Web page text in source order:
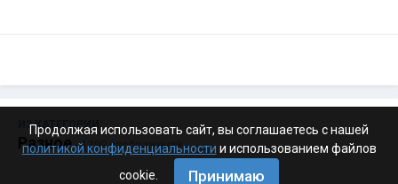
ИЗ КАТЕГОРИИ:
Разное · 4 199 изображений
Продолжая использовать сайт, вы соглашаетесь с нашей
политикой конфиденциальности и использованием файлов
cookie.
Принимаю